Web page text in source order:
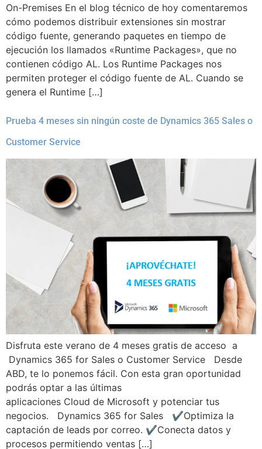
On-Premises En el blog técnico de hoy comentaremos
cómo podemos distribuir extensiones sin mostrar
código fuente, generando paquetes en tiempo de
ejecución los llamados «Runtime Packages», que no
contienen código AL. Los Runtime Packages nos
permiten proteger el código fuente de AL. Cuando se
genera el Runtime […]
Prueba 4 meses sin ningún coste de Dynamics 365 Sales o
Customer Service
Disfruta este verano de 4 meses gratis de acceso a
Dynamics 365 for Sales o Customer Service Desde
ABD, te lo ponemos fácil. Con esta gran oportunidad
podrás optar a las últimas
aplicaciones Cloud de Microsoft y potenciar tus
negocios. Dynamics 365 for Sales ✔Optimiza la
captación de leads por correo. ✔Conecta datos y
procesos permitiendo ventas […]